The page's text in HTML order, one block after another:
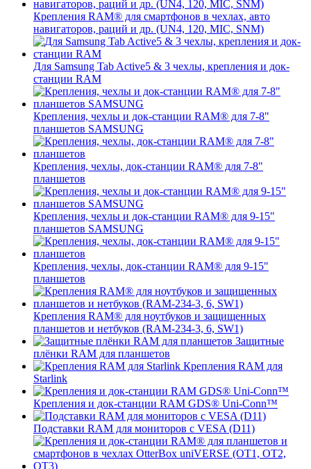
Крепления RAM® для смартфонов в чехлах, авто
навигаторов, раций и др. (UN4, 120, MIC, SNM)
Для Samsung Tab Active5 & 3 чехлы, крепления и док-
станции RAM
Крепления, чехлы и док-станции RAM® для 7-8"
планшетов SAMSUNG
Крепления, чехлы, док-станции RAM® для 7-8"
планшетов
Крепления, чехлы и док-станции RAM® для 9-15"
планшетов SAMSUNG
Крепления, чехлы, док-станции RAM® для 9-15"
планшетов
Крепления RAM® для ноутбуков и защищенных
планшетов и нетбуков (RAM-234-3, 6, SW1)
Защитные
плёнки RAM для планшетов
Крепления RAM для
Starlink
Крепления и док-станции RAM GDS® Uni-Conn™
Подставки RAM для мониторов с VESA (D11)